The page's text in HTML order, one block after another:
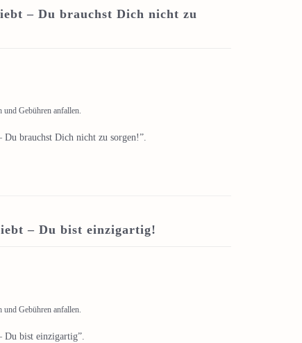
– Du brauchst Dich nicht zu
Gebühren anfallen.
brauchst Dich nicht zu sorgen!”.
– Du bist einzigartig!
Gebühren anfallen.
Du bist einzigartig”.